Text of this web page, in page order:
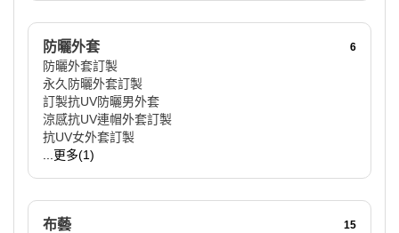
防曬外套 6
防曬外套訂製
永久防曬外套訂製
訂製抗UV防曬男外套
涼感抗UV連帽外套訂製
抗UV女外套訂製
...更多(1)
布藝 15